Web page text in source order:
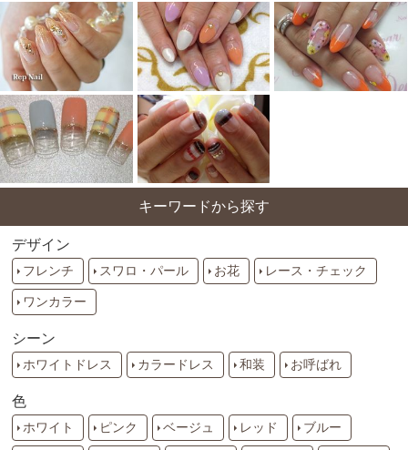
キーワードから探す
デザイン
フレンチ スワロ・パール お花 レース・チェック
ワンカラー
シーン
ホワイトドレス カラードレス 和装 お呼ばれ
色
ホワイト ピンク ベージュ レッド ブルー